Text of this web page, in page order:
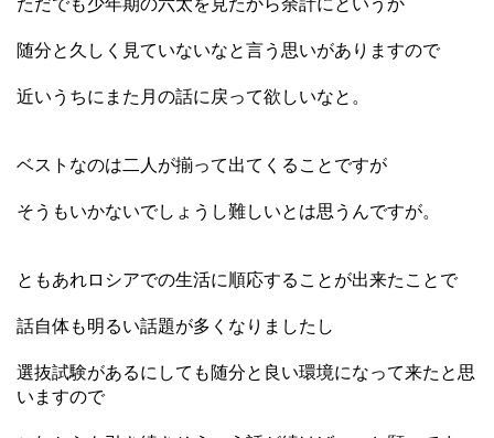
随分と久しく見ていないなと言う思いがありますので
近いうちにまた月の話に戻って欲しいなと。
ベストなのは二人が揃って出てくることですが
そうもいかないでしょうし難しいとは思うんですが。
ともあれロシアでの生活に順応することが出来たことで
話自体も明るい話題が多くなりましたし
選抜試験があるにしても随分と良い環境になって来たと思
いますので